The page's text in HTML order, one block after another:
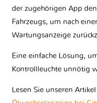
der zugehörigen App
Fahrzeugs, um nach
Wartungsanzeige
Eine einfache Lösung,
Kontrollleuchte unnötig
Lesen Sie unseren